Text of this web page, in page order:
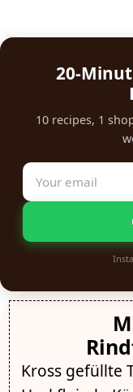
20-
10 recipes, 1
Kross gefüllte